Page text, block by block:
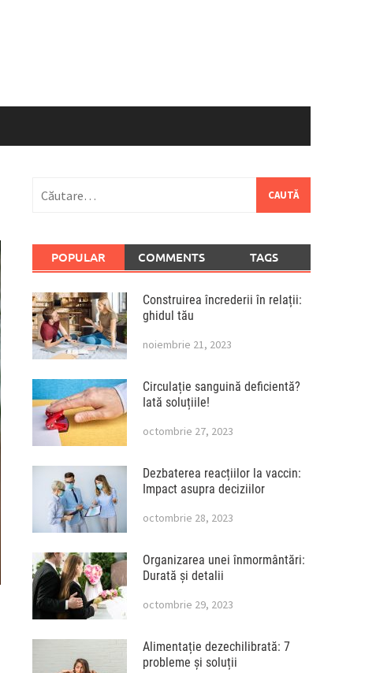
după:
POPULAR COMMENTS TAGS
Construirea încrederii în relații:
ghidul tău
noiembrie 21, 2023
Circulație sanguină deficientă?
Iată soluțiile!
octombrie 27, 2023
Dezbaterea reacțiilor la vaccin:
Impact asupra deciziilor
octombrie 28, 2023
Organizarea unei înmormântări:
Durată și detalii
octombrie 29, 2023
Alimentație dezechilibrată: 7
probleme și soluții